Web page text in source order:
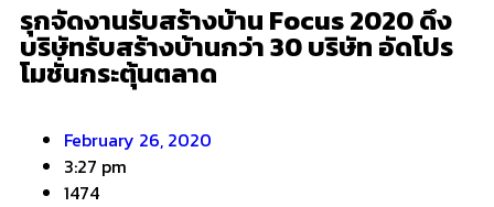
รุกจัดงานรับสร้างบ้าน Focus 2020 ดึง
บริษัทรับสร้างบ้านกว่า 30 บริษัท อัดโปร
โมชั่นกระตุ้นตลาด
February 26, 2020
3:27 pm
1474